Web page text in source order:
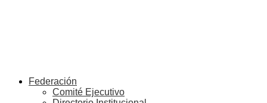
Federación
Comité Ejecutivo